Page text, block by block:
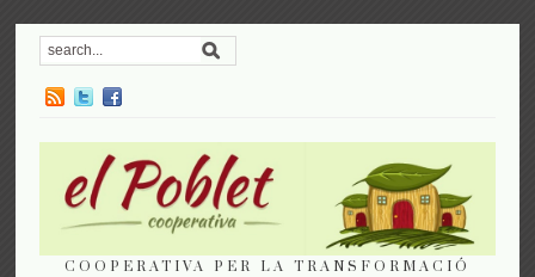
COOPERATIVA PER LA TRANSFORMACIÓ